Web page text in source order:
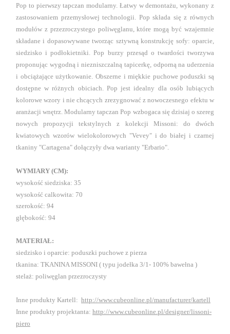
Pop to pierwszy tapczan modularny. Łatwy w demontażu, wykonany z
zastosowaniem przemysłowej technologii. Pop składa się z równych
modułów z przezroczystego poliwęglanu, które mogą być wzajemnie
składane i dopasowywane tworząc sztywną konstrukcję sofy: oparcie,
siedzisko i podłokietniki. Pop burzy przesąd o twardości tworzywa
proponując wygodną i niezniszczalną tapicerkę, odporną na uderzenia
i obciążające użytkowanie. Obszerne i miękkie puchowe poduszki są
dostępne w różnych obiciach. Pop jest idealny dla osób lubiących
kolorowe wzory i nie chcących zrezygnować z nowoczesnego efektu w
aranżacji wnętrz. Modularny tapczan Pop wzbogaca się dzisiaj o szereg
nowych propozycji tekstylnych z kolekcji Missoni: do dwóch
kwiatowych wzorów wielokolorowych "Vevey" i do białej i czarnej
tkaniny "Cartagena" dołączyły dwa warianty "Erbario".
WYMIARY (CM):
wysokość siedziska: 35
wysokość calkowita: 70
szerokość: 94
głębokość: 94
MATERIAŁ:
siedzisko i oparcie: poduszki puchowe z pierza
tkanina: TKANINA MISSONI ( typu jodełka 3/1- 100% bawełna )
stelaż: poliwęglan przezroczysty
Inne produkty Kartell: http://www.cubeonline.pl/manufacturer/kartell
Inne produkty projektanta: http://www.cubeonline.pl/designer/lissoni-
piero